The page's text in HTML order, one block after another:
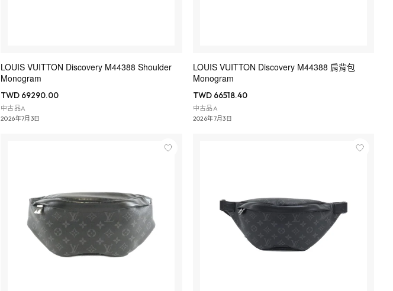
LOUIS VUITTON Discovery M44388 Shoulder
Monogram
TWD 69290.00
中古品A
2026年7月3日
LOUIS VUITTON Discovery M44388 肩背包
Monogram
TWD 66518.40
中古品A
2026年7月3日